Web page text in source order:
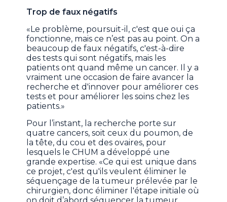
Trop de faux négatifs
«Le problème, poursuit-il, c'est que oui ça
fonctionne, mais ce n’est pas au point. On a
beaucoup de faux négatifs, c'est-à-dire
des tests qui sont négatifs, mais les
patients ont quand même un cancer. Il y a
vraiment une occasion de faire avancer la
recherche et d'innover pour améliorer ces
tests et pour améliorer les soins chez les
patients.»
Pour l’instant, la recherche porte sur
quatre cancers, soit ceux du poumon, de
la tête, du cou et des ovaires, pour
lesquels le CHUM a développé une
grande expertise. «Ce qui est unique dans
ce projet, c'est qu'ils veulent éliminer le
séquençage de la tumeur prélevée par le
chirurgien, donc éliminer l'étape initiale où
on doit d’abord séquencer la tumeur